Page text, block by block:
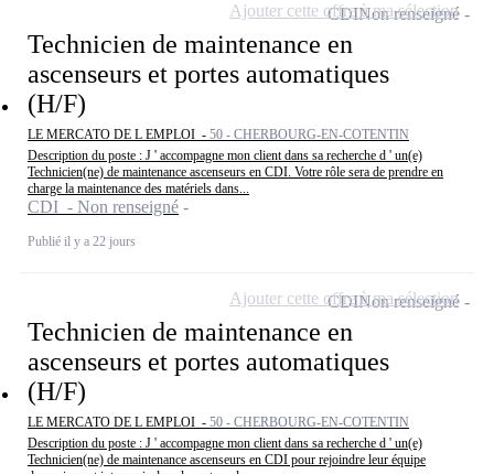
Technicien de maintenance en
ascenseurs et portes automatiques
(H/F)
LE MERCATO DE L EMPLOI - 50 - CHERBOURG-EN-COTENTIN
Description du poste : J ' accompagne mon client dans sa recherche d ' un(e)
Technicien(ne) de maintenance ascenseurs en CDI. Votre rôle sera de prendre en
charge la maintenance des matériels dans...
CDI - Non renseigné
Publié il y a 22 jours
CDINon renseigné
Ajouter cette offre à ma sélection
Technicien de maintenance en
ascenseurs et portes automatiques
(H/F)
LE MERCATO DE L EMPLOI - 50 - CHERBOURG-EN-COTENTIN
Description du poste : J ' accompagne mon client dans sa recherche d ' un(e)
Technicien(ne) de maintenance ascenseurs en CDI pour rejoindre leur équipe
CDINon renseigné
Ajouter cette offre à ma sélection